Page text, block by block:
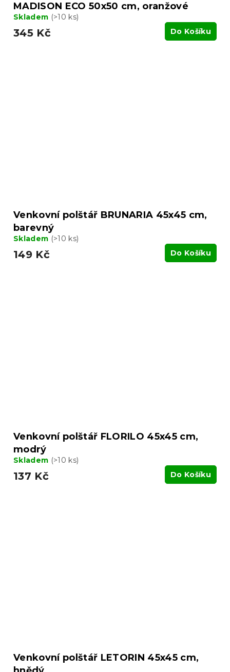
MADISON ECO 50x50 cm, oranžové
Skladem (>10 ks)
345 Kč Do Košíku
Venkovní polštář BRUNARIA 45x45 cm,
barevný
Skladem (>10 ks)
149 Kč Do Košíku
Venkovní polštář FLORILO 45x45 cm,
modrý
Skladem (>10 ks)
137 Kč Do Košíku
Venkovní polštář LETORIN 45x45 cm,